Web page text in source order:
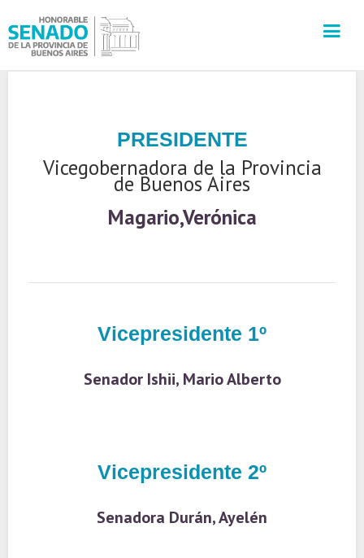
SECRETARÍAS
PRENSA
CULTURA
PRESIDENTE
Vicegobernadora de la Provincia
de Buenos Aires
Magario,Verónica
Vicepresidente 1º
Senador Ishii, Mario Alberto
Vicepresidente 2º
Senadora Durán, Ayelén